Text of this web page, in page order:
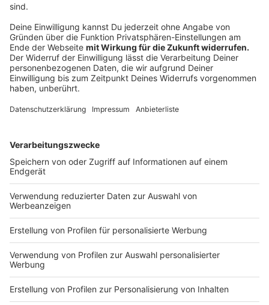
Wir leben in einer merkwürdigen Zeit: Die
Weihnachtszeit ist sonst die Zeit der intensiven
Begegnungen, wo wir anderen Menschen
nahekommen. Dann andererseits ist der erste
Tag des Lockdowns, das Warten auf dem
sprechen, ohne Perspektive auf den Impfstoff,
oder mit dieser. Und das ist für mich auch etwas
kommt.“
Gerade jetzt heißt es also: Zusammenhalten. Und sich
noch ein wenig gedulden. Wingler-Scholz:
Wir stehen bereit – der Impfstoff kann kommen.